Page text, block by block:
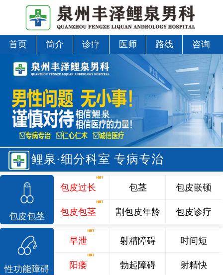
首页 简介 诊疗 医师 路线 咨询
鲤泉·细分科室 专病专治
包皮包茎
包皮过长
包皮包茎
包茎
割包皮年龄
包皮嵌顿
包皮诊疗
性功能障碍
早泄
阳痿
射精障碍
勃起障碍
时间短
射精快